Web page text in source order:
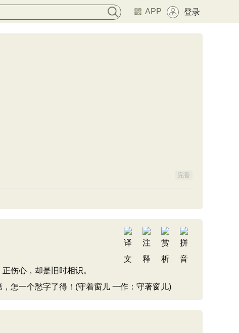
APP 登录
完善
正伤心，却是旧时相识。
怎一个愁字了得！(守着窗儿 一作：守著窗儿)